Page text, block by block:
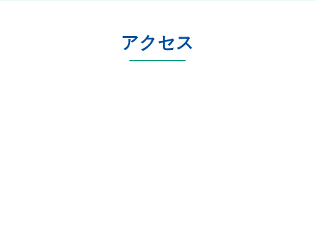
る助成金情報をいち早く収集
し、貴社で使える助成金をご提
アクセス